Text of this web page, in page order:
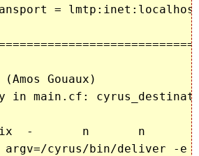
=
Gouaux)
in main.cf:
-       n       n
argv=/cyrus/bin/deliver -e